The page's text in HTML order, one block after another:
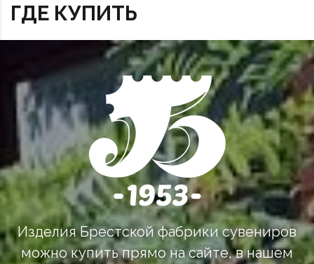
ГДЕ КУПИТЬ
Изделия Брестской фабрики сувениров
можно купить прямо на сайте, в нашем